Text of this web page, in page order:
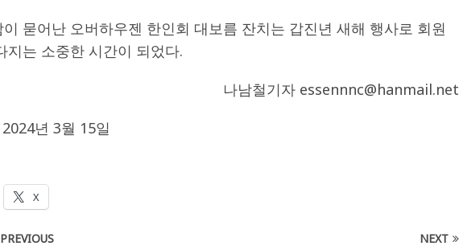
묻어난 오버하우젠 한인회 대보름 잔치는 갑진년 새해 행사로 회원
지는 소중한 시간이 되었다.
나남철기자 essennnc@hanmail.net
년 3월 15일
X
PREVIOUS NEXT